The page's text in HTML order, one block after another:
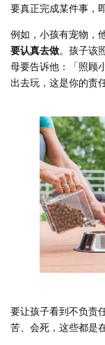
要真正完成某件事，
例如，小孩有宠物，
要认真去做。孩子该
母要告诉他：「照顾
出去玩，这是你的责
要让孩子看到不负责
苦、会死，这些都是